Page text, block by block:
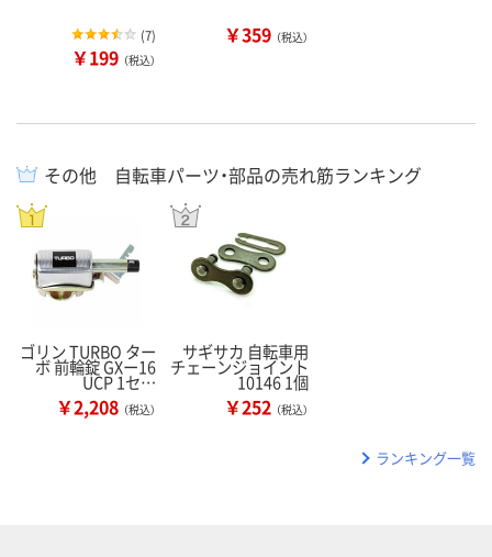
(7)
￥199 （税込）
￥359 （税込）
その他 自転車パーツ・部品の売れ筋ランキング
ゴリン TURBO ター
ボ 前輪錠 GXー16
UCP 1セ…
￥2,208 （税込）
サギサカ 自転車用
チェーンジョイント
10146 1個
￥252 （税込）
ランキング一覧